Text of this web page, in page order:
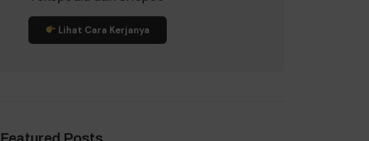
Lihat Cara Kerjanya